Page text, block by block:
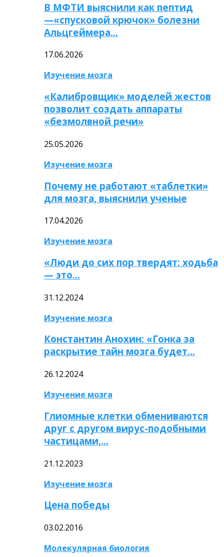
В МФТИ выяснили как пептид
—«спусковой крючок» болезни
Альцгеймера…
17.06.2026
Изучение мозга
«Калибровщик» моделей жестов
позволит создать аппараты
«безмолвной речи»
25.05.2026
Изучение мозга
Почему не работают «таблетки»
для мозга, выяснили ученые
17.04.2026
Изучение мозга
«Люди до сих пор твердят: ходьба
— это…
31.12.2024
Изучение мозга
Константин Анохин: «Гонка за
раскрытие тайн мозга будет…
26.12.2024
Изучение мозга
Глиомные клетки обмениваются
друг с другом вирус-подобными
частицами,…
21.12.2023
Изучение мозга
Цена победы
03.02.2016
Молекулярная биология